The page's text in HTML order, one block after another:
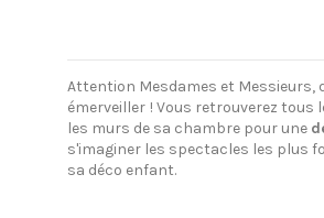
Attention Mesdames et
émerveiller ! Vous retrouverez tous
les murs de sa chambre pour une
s'imaginer les spectacles les plus
sa déco enfant.